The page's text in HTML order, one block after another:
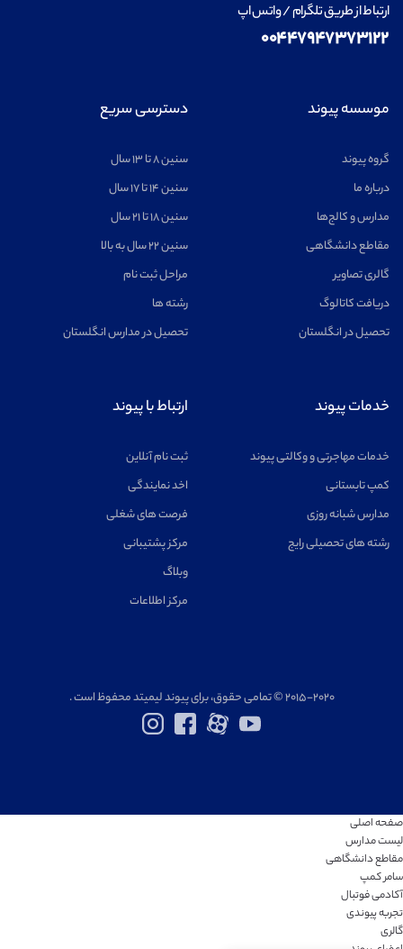
ارتباط از طریق تلگرام / واتس اپ
۰۰۴۴۷۹۴۷۳۷۳۱۲۲
موسسه پیوند
گروه پیوند
درباره ما
مدارس و کالج‌ها
مقاطع دانشگاهی
گالری تصاویر
دریافت کاتالوگ
تحصیل در انگلستان
دسترسی سریع
سنین ۸ تا ۱۳ سال
سنین ۱۴ تا ۱۷ سال
سنین ۱۸ تا ۲۱ سال
سنین ۲۲ سال به بالا
مراحل ثبت نام
رشته ها
تحصیل در مدارس انگلستان
خدمات پیوند
خدمات مهاجرتی و وکالتی پیوند
کمپ تابستانی
مدارس شبانه روزی
رشته های تحصیلی رایج
ارتباط با پیوند
ثبت نام آنلاین
اخد نمایندگی
فرصت های شغلی
مرکز پشتیبانی
وبلاگ
مرکز اطلاعات
۲۰۱۵-۲۰۲۰ © تمامی حقوق، برای پیوند لیمیتد محفوظ است .
صفحه اصلی
لیست مدارس
مقاطع دانشگاهی
سامر کمپ
آکادمی فوتبال
تجربه پیوندی
گالری